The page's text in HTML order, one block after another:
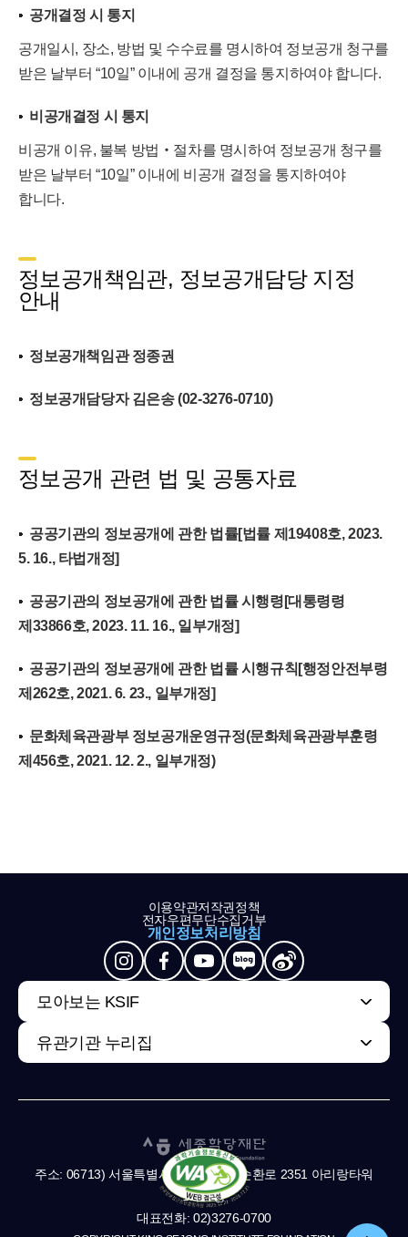
공개결정 시 통지
공개일시, 장소, 방법 및 수수료를 명시하여 정보공개 청구를
받은 날부터 “10일” 이내에 공개 결정을 통지하여야 합니다.
비공개결정 시 통지
비공개 이유, 불복 방법‧절차를 명시하여 정보공개 청구를
받은 날부터 “10일” 이내에 비공개 결정을 통지하여야
합니다.
정보공개책임관, 정보공개담당 지정
안내
정보공개책임관 정종권
정보공개담당자 김은송 (02-3276-0710)
정보공개 관련 법 및 공통자료
공공기관의 정보공개에 관한 법률[법률 제19408호, 2023.
5. 16., 타법개정]
공공기관의 정보공개에 관한 법률 시행령[대통령령
제33866호, 2023. 11. 16., 일부개정]
공공기관의 정보공개에 관한 법률 시행규칙[행정안전부령
제262호, 2021. 6. 23., 일부개정]
문화체육관광부 정보공개운영규정(문화체육관광부훈령
제456호, 2021. 12. 2., 일부개정)
이용약관저작권정책
전자우편무단수집거부
개인정보처리방침
모아보는 KSIF
유관기관 누리집
주소: 06713) 서울특별시 서초구 남부순환로 2351 아리랑타워
11,13층
대표전화: 02)3276-0700